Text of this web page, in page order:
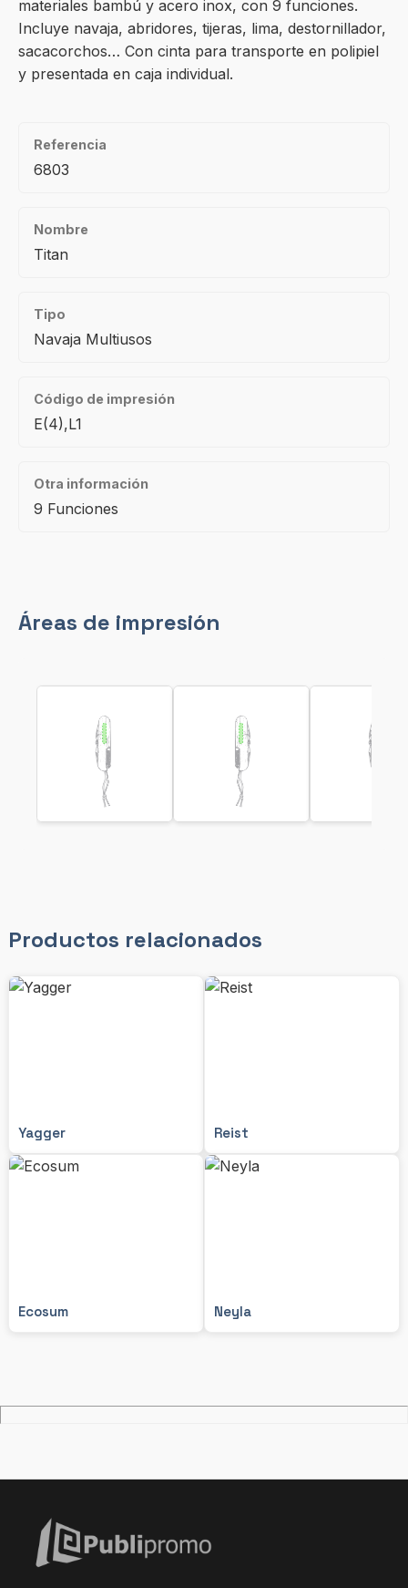
materiales bambú y acero inox, con 9 funciones.
Incluye navaja, abridores, tijeras, lima, destornillador,
sacacorchos… Con cinta para transporte en polipiel
y presentada en caja individual.
Referencia
6803
Nombre
Titan
Tipo
Navaja Multiusos
Código de impresión
E(4),L1
Otra información
9 Funciones
Áreas de impresión
Productos relacionados
Yagger Reist
Ecosum Neyla